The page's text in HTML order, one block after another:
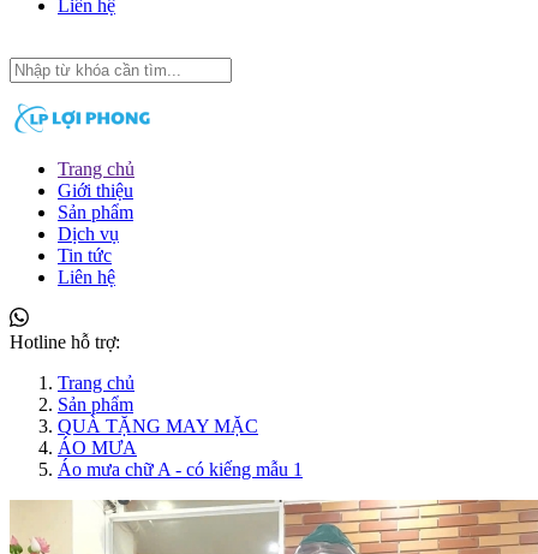
Liên hệ
Trang chủ
Giới thiệu
Sản phẩm
Dịch vụ
Tin tức
Liên hệ
Hotline hỗ trợ:
Trang chủ
Sản phẩm
QUÀ TẶNG MAY MẶC
ÁO MƯA
Áo mưa chữ A - có kiếng mẫu 1